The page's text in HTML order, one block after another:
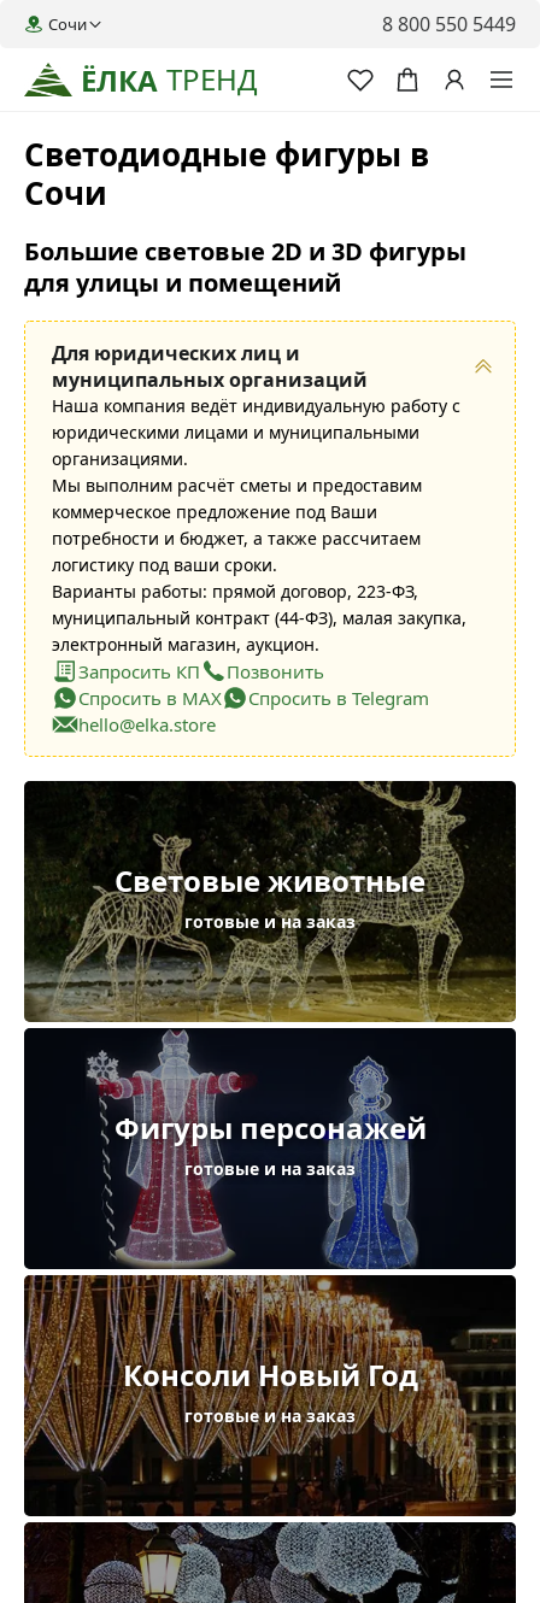
ЁЛКА ТРЕНД
Сочи 8 800 550 5449
Светодиодные фигуры в
Сочи
Большие световые 2D и 3D фигуры
для улицы и помещений
Для юридических лиц и
муниципальных организаций
Наша компания ведёт индивидуальную работу с
юридическими лицами и муниципальными
организациями.
Мы выполним расчёт сметы и предоставим
коммерческое предложение под Ваши
потребности и бюджет, а также рассчитаем
логистику под ваши сроки.
Варианты работы: прямой договор, 223-ФЗ,
муниципальный контракт (44-ФЗ), малая закупка,
электронный магазин, аукцион.
Запросить КП
Позвонить
Спросить в MAX
Спросить в Telegram
hello@elka.store
Световые животные
готовые и на заказ
Фигуры персонажей
готовые и на заказ
Консоли Новый Год
готовые и на заказ